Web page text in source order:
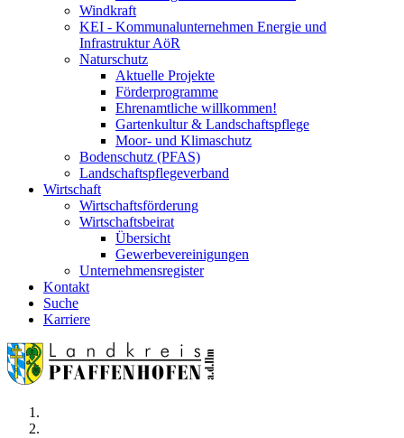
Windkraft
KEI - Kommunalunternehmen Energie und
Infrastruktur AöR
Naturschutz
Aktuelle Projekte
Förderprogramme
Ehrenamtliche willkommen!
Gartenkultur & Landschaftspflege
Moor- und Klimaschutz
Bodenschutz (PFAS)
Landschaftspflegeverband
Wirtschaft
Wirtschaftsförderung
Wirtschaftsbeirat
Übersicht
Gewerbevereinigungen
Unternehmensregister
Kontakt
Suche
Karriere